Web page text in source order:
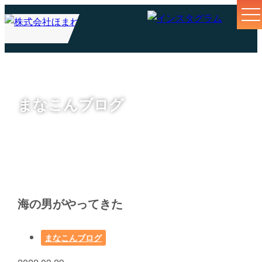
まなこんブログ
海の男がやってきた
まなこんブログ